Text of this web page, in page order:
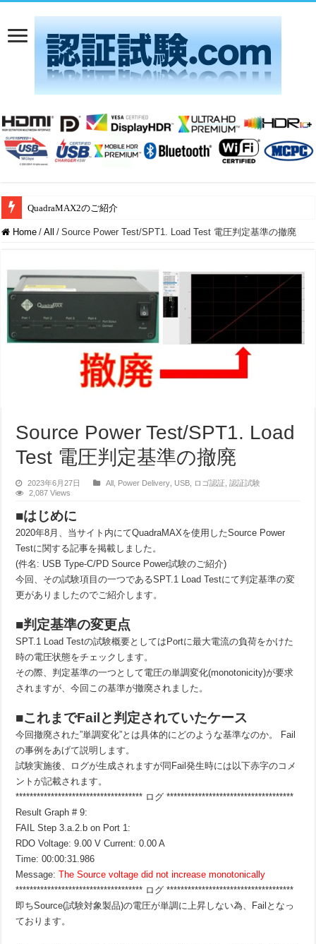
QuadraMAX2のご紹介
Home / All / Source Power Test/SPT1. Load Test 電圧判定基準の撤廃
Source Power Test/SPT1. Load
Test 電圧判定基準の撤廃
2023年6月27日 All Power Delivery USB ロゴ認証 ,認証試験
2,087 Views
■はじめに
2020年8月、当サイト内にてQuadraMAXを使用したSource Power
Testに関する記事を掲載しました。
(件名: USB Type-C/PD Source Power試験のご紹介)
今回、その試験項目の一つであるSPT.1 Load Testにて判定基準の変
更がありましたのでご紹介します。
■判定基準の変更点
SPT.1 Load Testの試験概要としてはPortに最大電流の負荷をかけた
時の電圧状態をチェックします。
その際、判定基準の一つとして電圧の単調変化(monotonicity)が要求
されますが、今回この基準が撤廃されました。
■これまでFailと判定されていたケース
今回撤廃された”単調変化”とは具体的にどのような基準なのか。 Fail
の事例をあげて説明します。
試験実施後、ログが生成されますが同Fail発生時には以下赤字のコメ
ントが記載されます。
************************************ ログ ************************************
Result Graph # 9:
FAIL Step 3.a.2.b on Port 1:
RDO Voltage: 9.00 V Current: 0.00 A
Time: 00:00:31.986
Message:The Source voltage did not increase monotonically
************************************ ログ ************************************
即ちSource(試験対象製品)の電圧が単調に上昇しない為、Failとなっ
ております。